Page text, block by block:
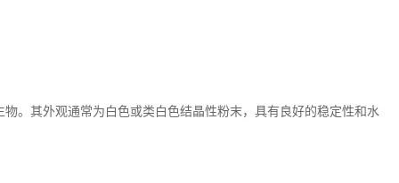
。其外观通常为白色或类白色结晶性粉末，具有良好的稳定性和水